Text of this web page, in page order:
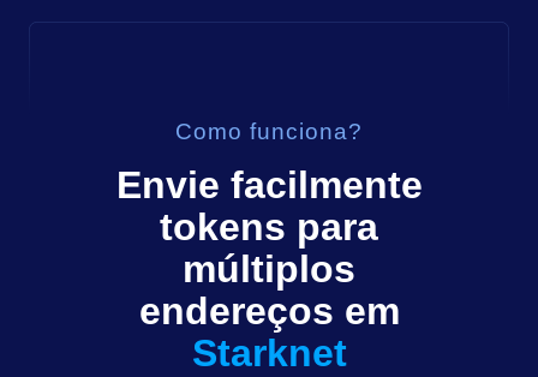
Como funciona?
Envie facilmente
tokens para
múltiplos
endereços em
Starknet